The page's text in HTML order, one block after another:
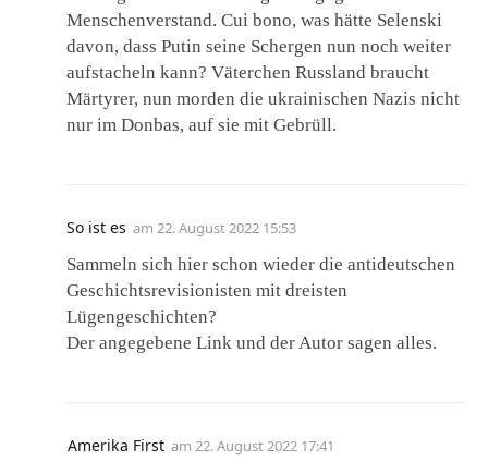
Menschenverstand. Cui bono, was hätte Selenski
davon, dass Putin seine Schergen nun noch weiter
aufstacheln kann? Väterchen Russland braucht
Märtyrer, nun morden die ukrainischen Nazis nicht
nur im Donbas, auf sie mit Gebrüll.
So ist es am 22. August 2022 15:53
Sammeln sich hier schon wieder die antideutschen
Geschichtsrevisionisten mit dreisten
Lügengeschichten?
Der angegebene Link und der Autor sagen alles.
Amerika First am 22. August 2022 17:41